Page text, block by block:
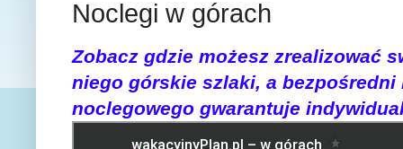
Noclegi w górach
Zobacz gdzie możesz zrealizować
niego górskie szlaki, a
noclegowego gwarantuje